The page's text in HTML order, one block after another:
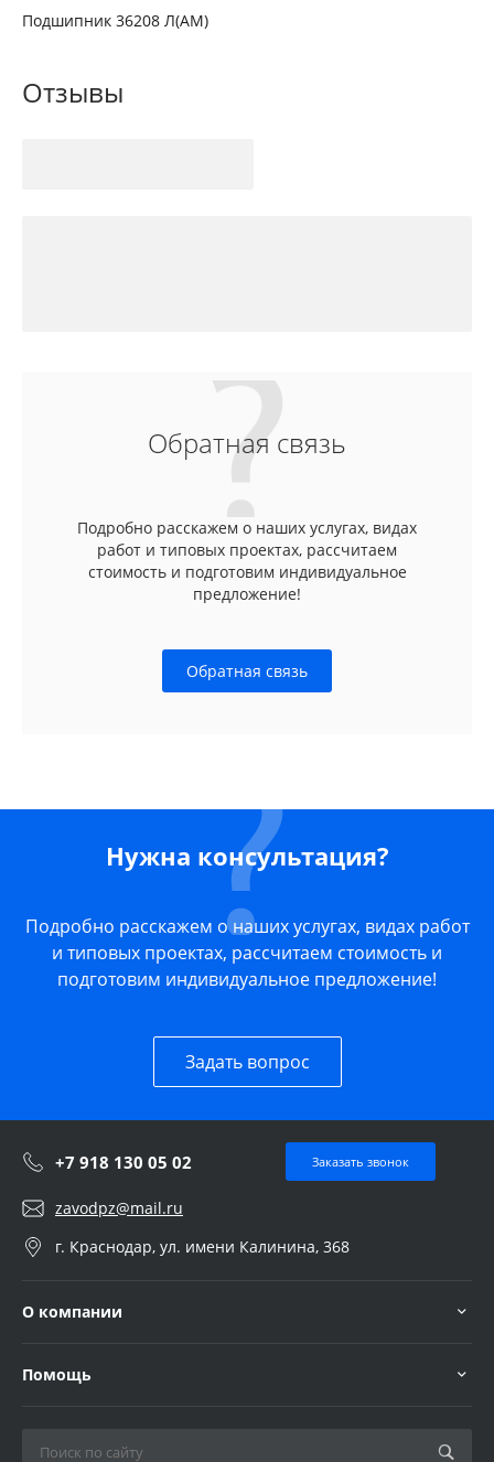
Подшипник 36208 Л(АМ)
Отзывы
Обратная связь
Подробно расскажем о наших услугах, видах
работ и типовых проектах, рассчитаем
стоимость и подготовим индивидуальное
предложение!
Обратная связь
Нужна консультация?
Подробно расскажем о наших услугах, видах работ
и типовых проектах, рассчитаем стоимость и
подготовим индивидуальное предложение!
Задать вопрос
+7 918 130 05 02 Заказать звонок
zavodpz@mail.ru
г. Краснодар, ул. имени Калинина, 368
О компании
Помощь